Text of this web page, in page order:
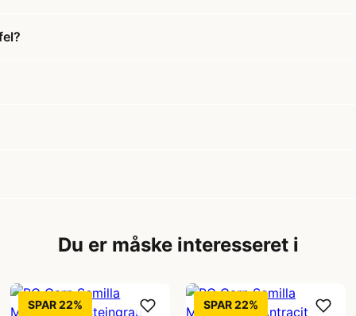
Du er måske interesseret i
SPAR 22% SPAR 22%